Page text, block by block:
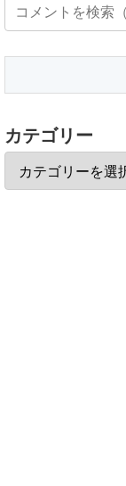
カテゴリー